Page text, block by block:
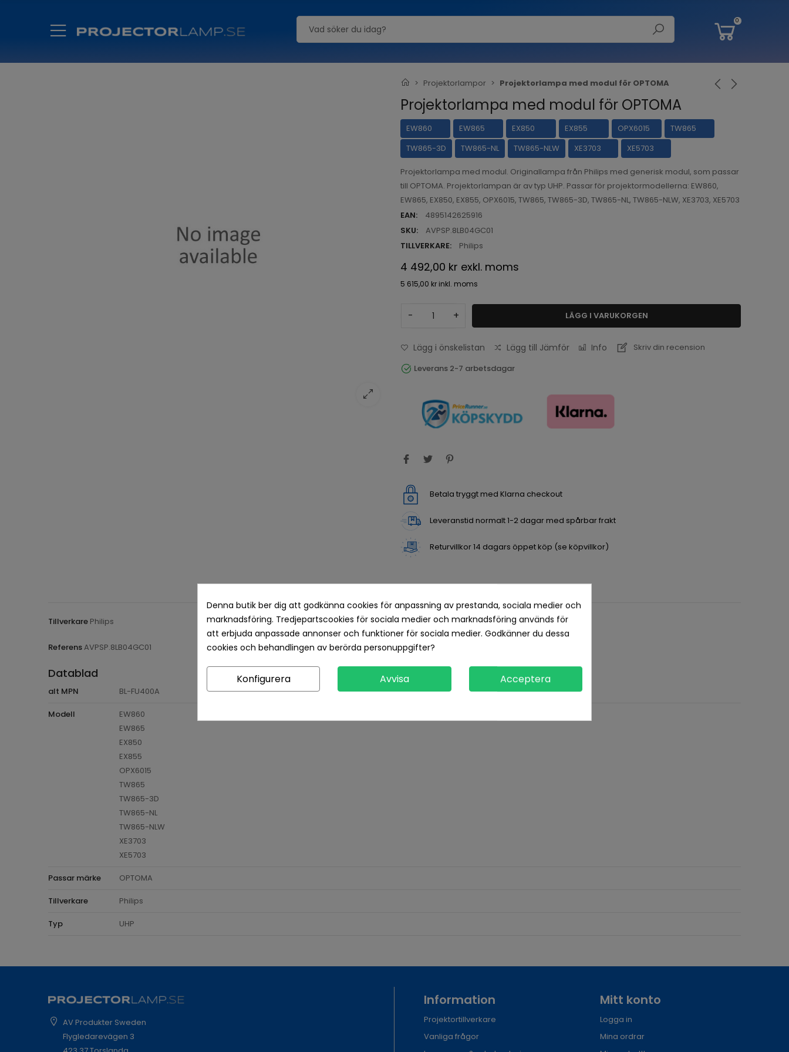
0
Projektorlampor Projektorlampa med modul för OPTOMA
Projektorlampa med modul för OPTOMA
EW860 EW865 EX850 EX855 OPX6015
TW865
TW865-3D
TW865-NL TW865-NLW XE3703 XE5703
Projektorlampa med modul. Originallampa från Philips med generisk modul, som passar
till OPTOMA. Projektorlampan är av typ UHP. Passar för projektormodellerna: EW860,
EW865, EX850, EX855, OPX6015, TW865, TW865-3D, TW865-NL, TW865-NLW, XE3703, XE5703
EAN:
4895142625916
SKU:
AVPSP.8LB04GC01
TILLVERKARE:
Philips
4 492,00 kr exkl. moms
5 615,00 kr inkl. moms
- + LÄGG I VARUKORGEN
Lägg i önskelistan Lägg till Jämför Info
Skriv din recension
Leverans 2-7 arbetsdagar
Betala tryggt med Klarna checkout
Leveranstid normalt 1-2 dagar med spårbar frakt
Returvillkor 14 dagars öppet köp (se köpvillkor)
Produktdetaljer Recensioner
Tillverkare Philips
ReferensAVPSP.8LB04GC01
Datablad
alt MPN BL-FU400A
Modell
EW860
EW865
EX850
EX855
OPX6015
TW865
TW865-3D
TW865-NL
TW865-NLW
XE3703
XE5703
Passar märke OPTOMA
Tillverkare Philips
Typ UHP
AV Produkter Sweden
Flygledarevägen 3
Information
Projektortillverkare
Vanliga frågor
Mitt konto
Logga in
Mina ordrar
Denna butik ber dig att godkänna cookies för anpassning av prestanda, sociala medier och
marknadsföring. Tredjepartscookies för sociala medier och marknadsföring används för
att erbjuda anpassade annonser och funktioner för sociala medier. Godkänner du dessa
cookies och behandlingen av berörda personuppgifter?
Konfigurera Avvisa Acceptera